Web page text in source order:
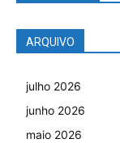
ARQUIVO
julho 2026
junho 2026
maio 2026